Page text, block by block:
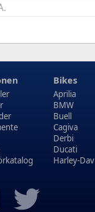
Bikes
Aprilia
BMW
Buell
Cagiva
Derbi
Ducati
Harley-